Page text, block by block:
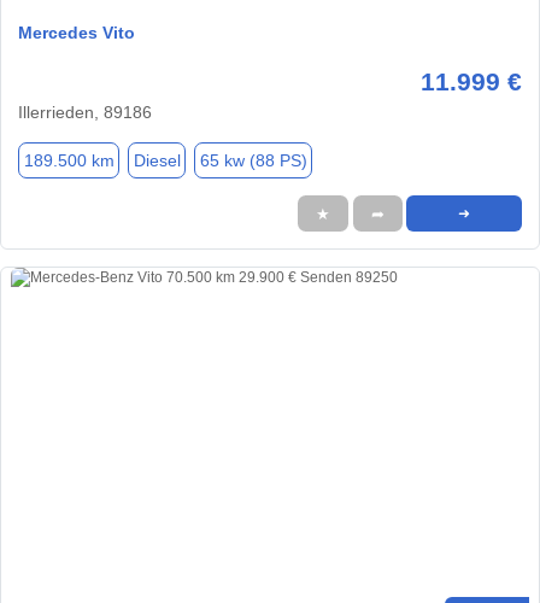
Mercedes Vito
11.999 €
Illerrieden, 89186
189.500 km Diesel 65 kw (88 PS)
★ ➦ ➜